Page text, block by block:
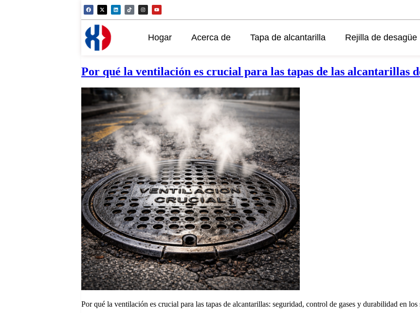
Hogar Acerca de Tapa de alcantarilla Rejilla de desagüe
Por qué la ventilación es crucial para las tapas de las alcantarillas
Por qué la ventilación es crucial para las tapas de alcantarillas: seguridad, control de gases y durabilidad en